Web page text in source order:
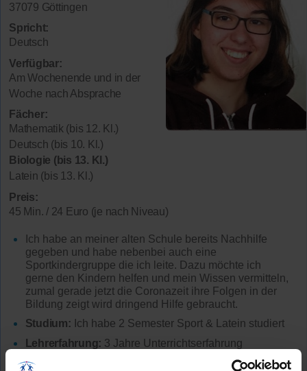
37079 Göttingen
Spricht:
Deutsch
Verfügbar:
Am Wochenende und in der
Woche nach Absprache
Fächer:
Mathematik (bis 12. Kl.)
Deutsch (bis 10. Kl.)
Biologie (bis 13. Kl.)
Latein (bis 13. Kl.)
Preis:
45 Min. / 24 Euro (je nach Niveau)
Ich habe an meiner alten Schule bereits Nachhilfe
gegeben und habe nebenbei auch eine
Sportkindergruppe die ich leite. Dazu möchte ich
gerne den Kindern helfen und mein Wissen vermitteln,
zumal gerade jetzt die Coronazeit ihre Folgen in der
Bildung zeigt wird dringend Hilfe gebraucht.
Studium: Ich habe 2 Semester Sport & Latein studiert
Lehrerfahrung: 3 Jahre Unterrichtserfahrung
Hat bereits
über Nachhilfe-